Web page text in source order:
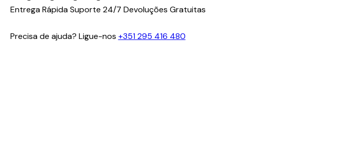
CAST.
Entrega Rápida Suporte 24/7 Devoluções Gratuitas
Precisa de ajuda? Ligue-nos +351 295 416 480